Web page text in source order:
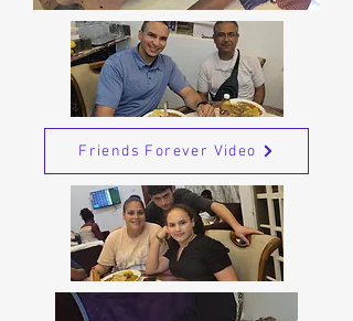
Friends Forever Video